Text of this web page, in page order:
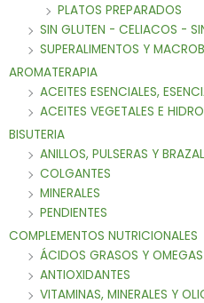
PLATOS PREPARADOS
SIN GLUTEN - CELIACOS -
SUPERALIMENTOS Y
AROMATERAPIA
ACEITES ESENCIALES,
ACEITES VEGETALES E
BISUTERIA
ANILLOS, PULSERAS Y
COLGANTES
MINERALES
PENDIENTES
COMPLEMENTOS NUTRICIONALES
ÁCIDOS GRASOS Y OMEGAS
ANTIOXIDANTES
VITAMINAS, MINERALES Y